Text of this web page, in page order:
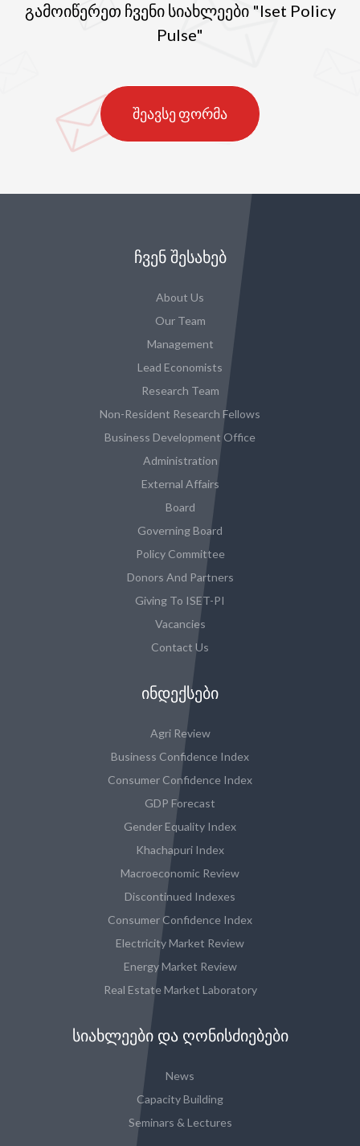
გამოიწერეთ ჩვენი სიახლეები "Iset Policy
Pulse"
შეავსე ფორმა
ᲩᲕᲔᲜ ᲨᲔᲡᲐᲮᲔᲑ
About Us
Our Team
Management
Lead Economists
Research Team
Non-Resident Research Fellows
Business Development Office
Administration
External Affairs
Board
Governing Board
Policy Committee
Donors And Partners
Giving To ISET-PI
Vacancies
Contact Us
ᲘᲜᲓᲔᲥᲡᲔᲑᲘ
Agri Review
Business Confidence Index
Consumer Confidence Index
GDP Forecast
Gender Equality Index
Khachapuri Index
Macroeconomic Review
Discontinued Indexes
Consumer Confidence Index
Electricity Market Review
Energy Market Review
Real Estate Market Laboratory
ᲡᲘᲐᲮᲚᲔᲔᲑᲘ ᲓᲐ ᲦᲝᲜᲘᲡᲫᲘᲔᲑᲔᲑᲘ
News
Capacity Building
Seminars & Lectures